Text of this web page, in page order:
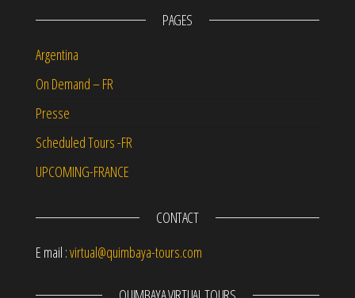
PAGES
Argentina
On Demand – FR
Presse
Scheduled Tours -FR
UPCOMING-FRANCE
CONTACT
E mail :virtual@quimbaya-tours.com